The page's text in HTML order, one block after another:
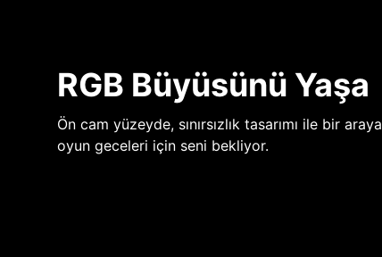
RGB Büyüsünü Yaşa
Ön cam yüzeyde, sınırsızlık tasarımı ile bir
oyun geceleri için seni bekliyor.